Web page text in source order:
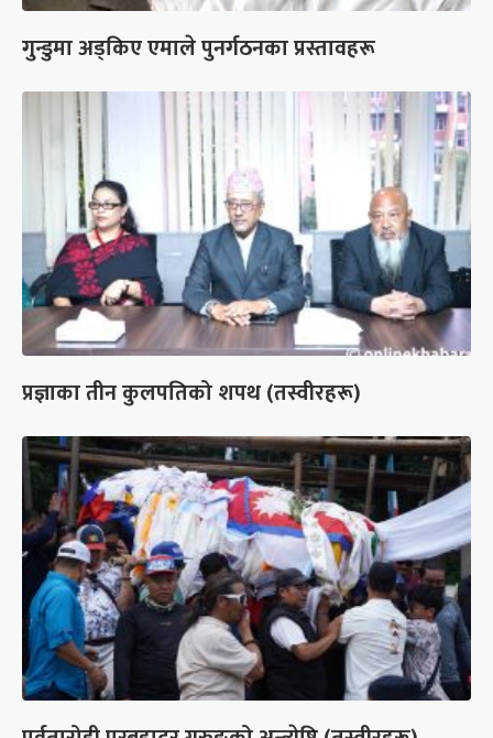
गुन्डुमा अड्किए एमाले पुनर्गठनका प्रस्तावहरू
प्रज्ञाका तीन कुलपतिको शपथ (तस्वीरहरू)